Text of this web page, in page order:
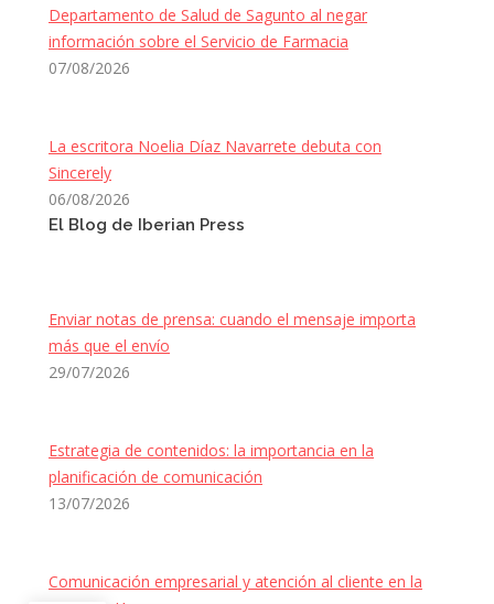
Departamento de Salud de Sagunto al negar
información sobre el Servicio de Farmacia
07/08/2026
La escritora Noelia Díaz Navarrete debuta con
Sincerely
06/08/2026
El Blog de Iberian Press
Enviar notas de prensa: cuando el mensaje importa
más que el envío
29/07/2026
Estrategia de contenidos: la importancia en la
planificación de comunicación
13/07/2026
Comunicación empresarial y atención al cliente en la